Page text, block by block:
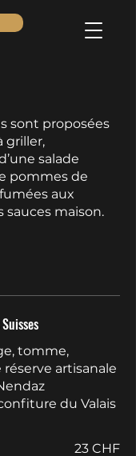
sont proposées
griller,
salade
pommes de
aux
sauces maison.
tomme,
artisanale
23 CHF